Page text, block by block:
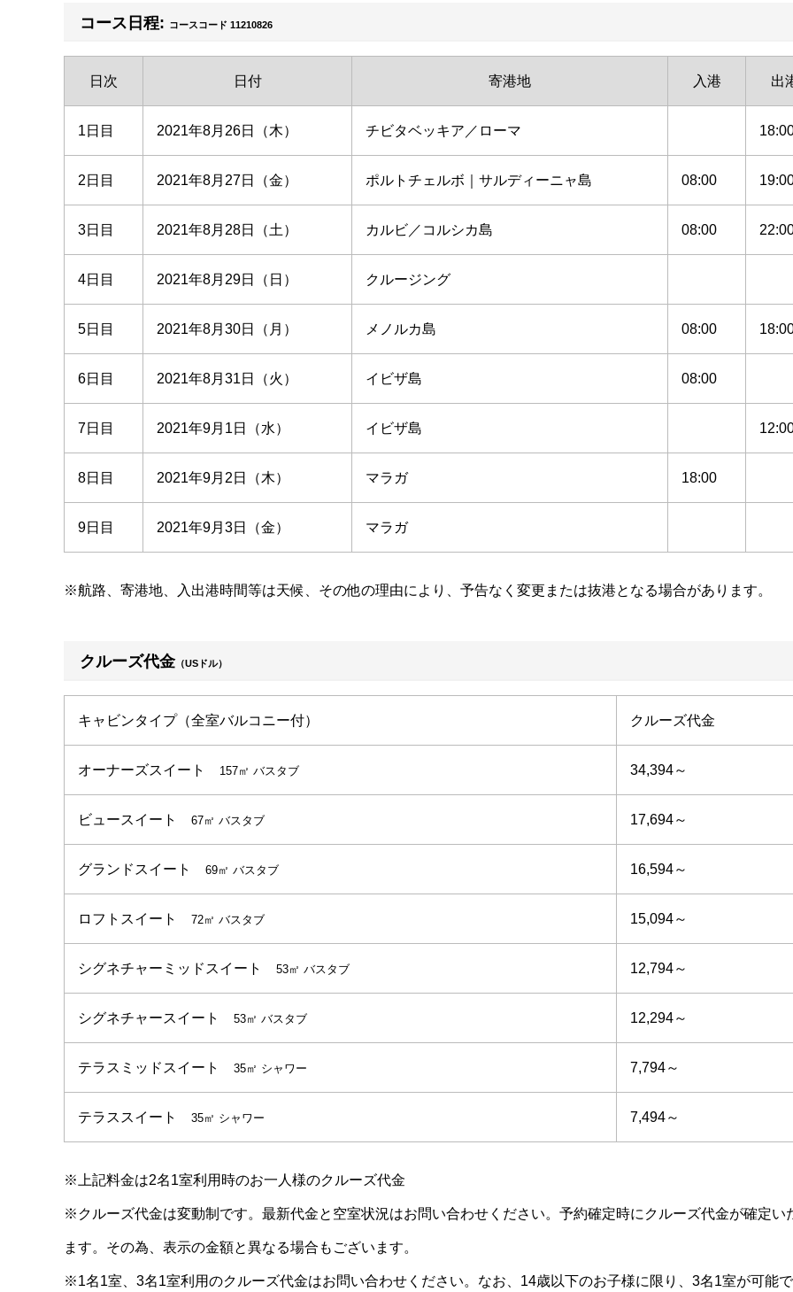
コース日程: コースコード 11210826
日次 日付 寄港地 入港 出
1日目 2021年8月26日（木） チビタベッキア／ローマ
2日目 2021年8月27日（金） ポルトチェルボ｜サルディーニャ島 08:00
3日目 2021年8月28日（土） カルビ／コルシカ島 08:00
4日目 2021年8月29日（日） クルージング
5日目 2021年8月30日（月） メノルカ島 08:00
6日目 2021年8月31日（火） イビザ島 08:00
7日目 2021年9月1日（水） イビザ島
8日目 2021年9月2日（木） マラガ 18:00
9日目 2021年9月3日（金） マラガ
※航路、寄港地、入出港時間等は天候、その他の理由により、予告なく変更または抜港となる場合があります。
クルーズ代金 （USドル）
キャビンタイプ（全室バルコニー付） クルーズ代金
オーナーズスイート 157㎡ バスタブ 34,394～
ビュースイート 67㎡ バスタブ 17,694～
グランドスイート 69㎡ バスタブ 16,594～
ロフトスイート 72㎡ バスタブ 15,094～
シグネチャーミッドスイート 53㎡ バスタブ 12,794～
シグネチャースイート 53㎡ バスタブ 12,294～
テラスミッドスイート 35㎡ シャワー 7,794～
テラススイート 35㎡ シャワー 7,494～
※上記料金は2名1室利用時のお一人様のクルーズ代金
※クルーズ代金は変動制です。最新代金と空室状況はお問い合わせください。予約確定時にクルーズ代金が確定い
ます。その為、表示の金額と異なる場合もございます。
※1名1室、3名1室利用のクルーズ代金はお問い合わせください。なお、14歳以下のお子様に限り、3名1室が可能